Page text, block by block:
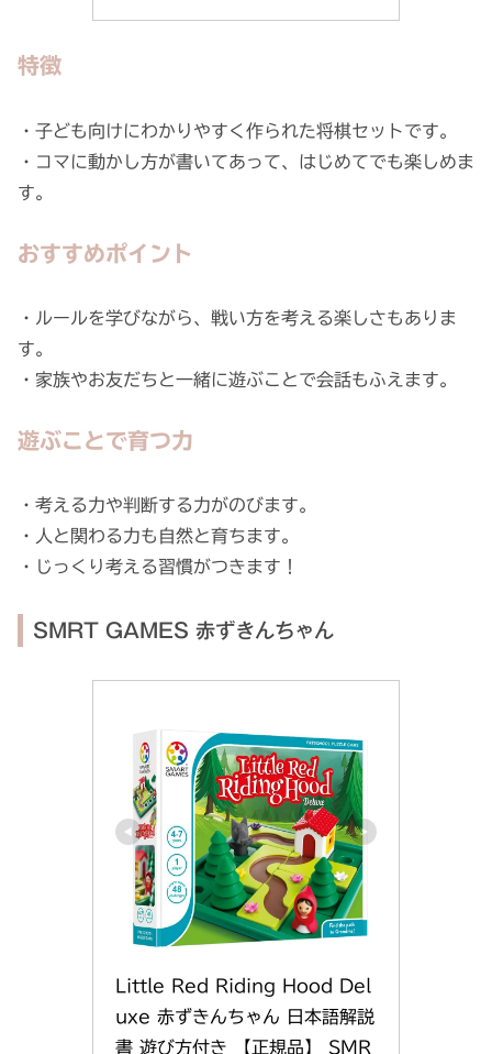
特徴
・子ども向けにわかりやすく作られた将棋セットです。
・コマに動かし方が書いてあって、はじめてでも楽しめま
す。
おすすめポイント
・ルールを学びながら、戦い方を考える楽しさもありま
す。
・家族やお友だちと一緒に遊ぶことで会話もふえます。
遊ぶことで育つ力
・考える力や判断する力がのびます。
・人と関わる力も自然と育ちます。
・じっくり考える習慣がつきます！
SMRT GAMES 赤ずきんちゃん
Little Red Riding Hood Del
uxe 赤ずきんちゃん 日本語解説
書 遊び方付き 【正規品】 SMR